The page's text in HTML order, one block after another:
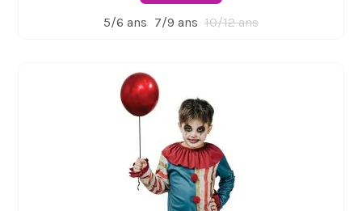
5/6 ans 7/9 ans 10/12 ans